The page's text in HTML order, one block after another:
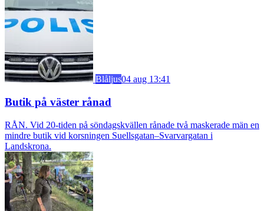
Blåljus04 aug 13:41
Butik på väster rånad
RÅN. Vid 20-tiden på söndagskvällen rånade två maskerade män en
mindre butik vid korsningen Suellsgatan–Svarvargatan i
Landskrona.